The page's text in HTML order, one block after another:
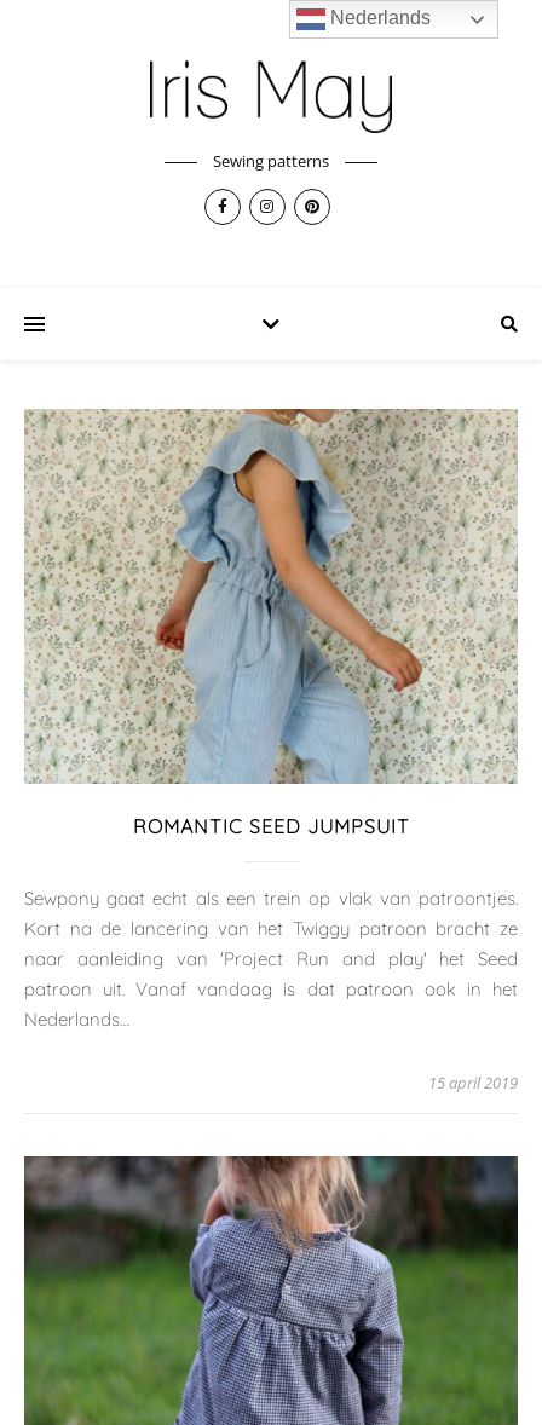
Sewing patterns
ROMANTIC SEED JUMPSUIT
Sewpony gaat echt als een trein op vlak van patroontjes.
Kort na de lancering van het Twiggy patroon bracht ze
naar aanleiding van 'Project Run and play' het Seed
patroon uit. Vanaf vandaag is dat patroon ook in het
Nederlands…
15 april 2019
Nederlands